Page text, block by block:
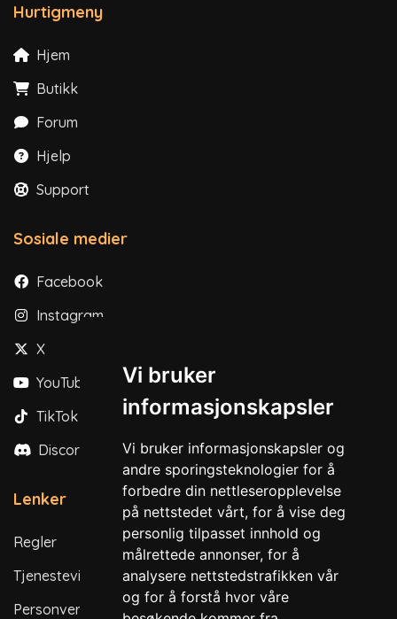
Vi bruker
informasjonskapsler
Vi bruker informasjonskapsler og
andre sporingsteknologier for å
forbedre din nettleseropplevelse
på nettstedet vårt, for å vise deg
personlig tilpasset innhold og
målrettede annonser, for å
analysere nettstedstrafikken vår
og for å forstå hvor våre
Hurtigmeny
Hjem
Butikk
Forum
Hjelp
Support
Sosiale medier
Facebook
Instagram
X
YouTube
TikTok
Discord
Lenker
Regler
Tjenestevilkår
Personvernregler